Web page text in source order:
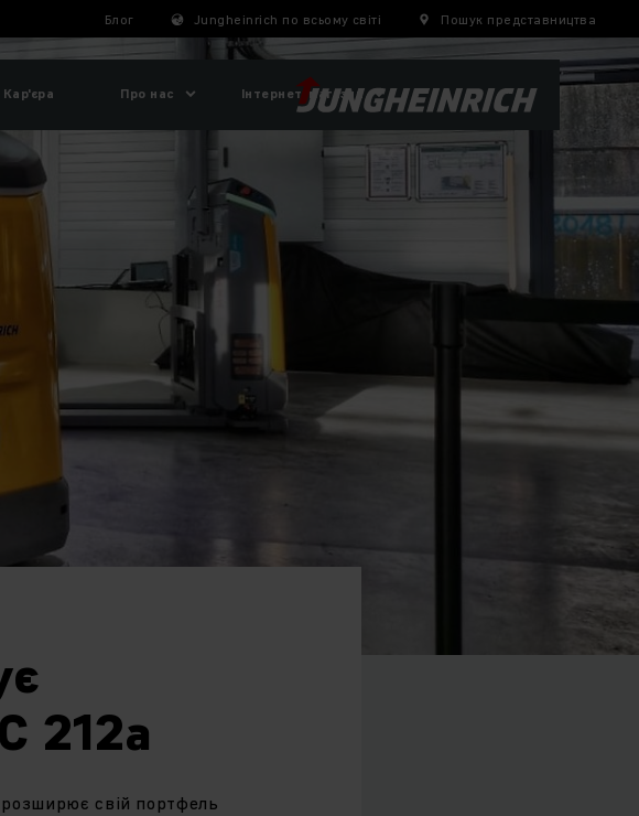
Блог Jungheinrich по всьому світі Пошук представництва
Кар'єра Про нас Інтернет-магазин
212a
свій портфель